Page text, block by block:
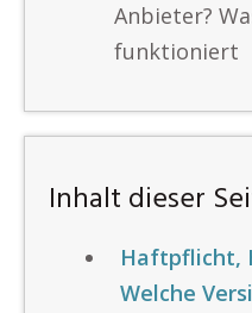
Anbieter?
funktioniert
Inhalt dieser
Haftpflicht,
Welche